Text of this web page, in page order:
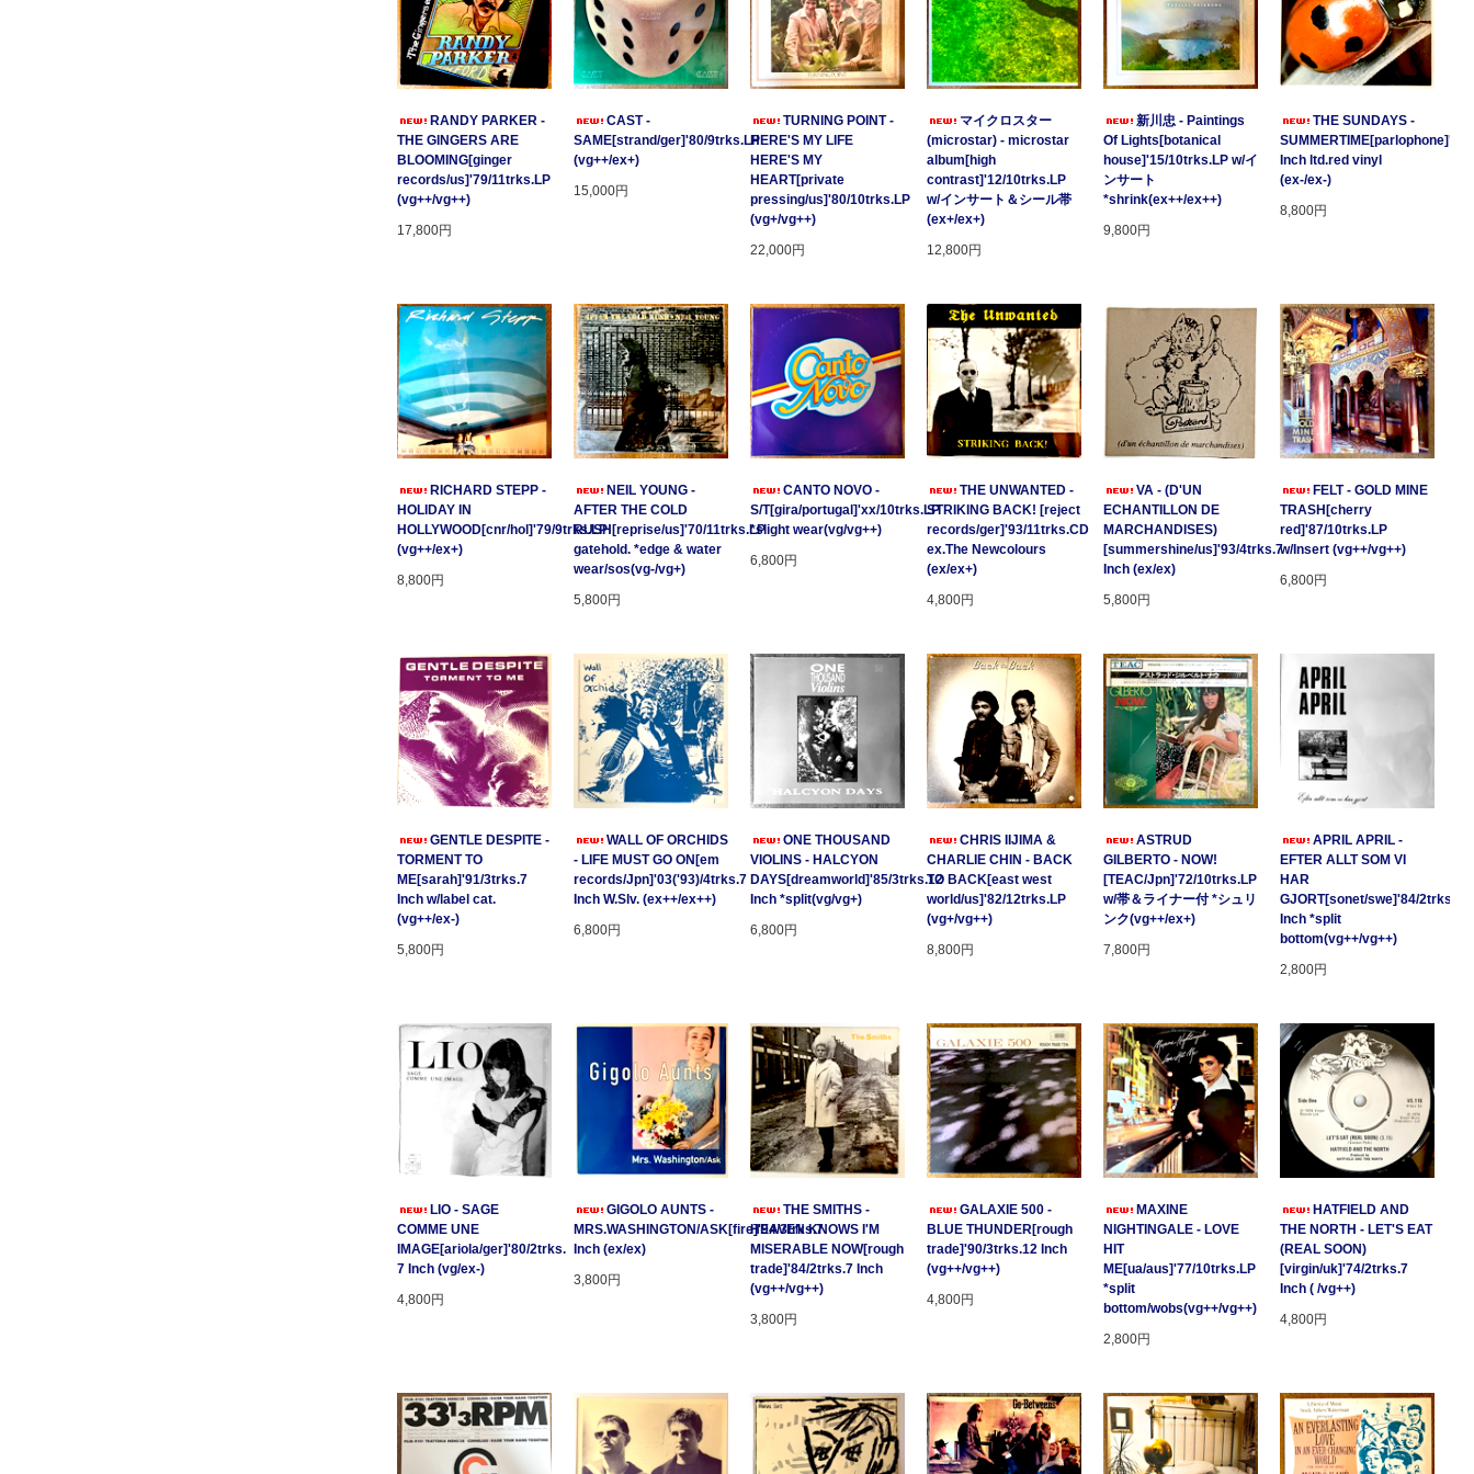
RANDY PARKER -
THE GINGERS ARE
BLOOMING[ginger
records/us]'79/11trks.LP
(vg++/vg++)
17,800円
CAST -
SAME[strand/ger]'80/9trks.LP
(vg++/ex+)
15,000円
TURNING POINT -
HERE'S MY LIFE
HERE'S MY
HEART[private
pressing/us]'80/10trks.LP
(vg+/vg++)
22,000円
マイクロスター
(microstar) - microstar
album[high
contrast]'12/10trks.LP
w/インサート＆シール帯
(ex+/ex+)
12,800円
新川忠 - Paintings
Of Lights[botanical
house]'15/10trks.LP w/イ
ンサート
*shrink(ex++/ex++)
9,800円
THE SUNDAYS -
Inch ltd.red vinyl
(ex-/ex-)
8,800円
RICHARD STEPP -
HOLIDAY IN
HOLLYWOOD[cnr/hol]'79/9trks.LP
(vg++/ex+)
8,800円
NEIL YOUNG -
AFTER THE COLD
RUSH[reprise/us]'70/11trks.LP
gatehold. *edge & water
wear/sos(vg-/vg+)
5,800円
CANTO NOVO -
S/T[gira/portugal]'xx/10trks.LP
*slight wear(vg/vg++)
6,800円
THE UNWANTED -
STRIKING BACK! [reject
records/ger]'93/11trks.CD
ex.The Newcolours
(ex/ex+)
4,800円
VA - (D'UN
ECHANTILLON DE
MARCHANDISES)
[summershine/us]'93/4trks.7
Inch (ex/ex)
5,800円
FELT - GOLD MINE
TRASH[cherry
red]'87/10trks.LP
w/Insert (vg++/vg++)
6,800円
GENTLE DESPITE -
TORMENT TO
ME[sarah]'91/3trks.7
Inch w/label cat.
(vg++/ex-)
5,800円
WALL OF ORCHIDS
- LIFE MUST GO ON[em
records/Jpn]'03('93)/4trks.7
Inch W.Slv. (ex++/ex++)
6,800円
ONE THOUSAND
VIOLINS - HALCYON
DAYS[dreamworld]'85/3trks.12
Inch *split(vg/vg+)
6,800円
CHRIS IIJIMA &
CHARLIE CHIN - BACK
TO BACK[east west
world/us]'82/12trks.LP
(vg+/vg++)
8,800円
ASTRUD
GILBERTO - NOW!
[TEAC/Jpn]'72/10trks.LP
w/帯＆ライナー付 *シュリ
ンク(vg++/ex+)
7,800円
APRIL APRIL -
EFTER ALLT SOM VI
HAR
GJORT[sonet/swe]'84/2trks.7
Inch *split
bottom(vg++/vg++)
2,800円
LIO - SAGE
COMME UNE
IMAGE[ariola/ger]'80/2trks.
7 Inch (vg/ex-)
4,800円
GIGOLO AUNTS -
MRS.WASHINGTON/ASK[fire]'94/3trks.7
Inch (ex/ex)
3,800円
THE SMITHS -
HEAVEN KNOWS I'M
MISERABLE NOW[rough
trade]'84/2trks.7 Inch
(vg++/vg++)
3,800円
GALAXIE 500 -
BLUE THUNDER[rough
trade]'90/3trks.12 Inch
(vg++/vg++)
4,800円
MAXINE
NIGHTINGALE - LOVE
HIT
ME[ua/aus]'77/10trks.LP
*split
bottom/wobs(vg++/vg++)
2,800円
HATFIELD AND
THE NORTH - LET'S EAT
(REAL SOON)
[virgin/uk]'74/2trks.7
Inch ( /vg++)
4,800円